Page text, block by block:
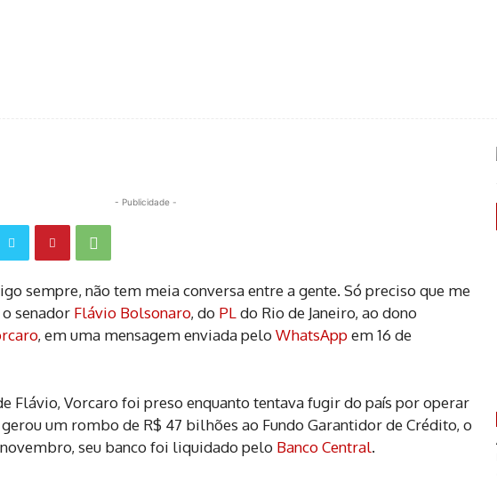
- Publicidade -
sempre, não tem meia conversa entre a gente. Só preciso que me
senador Flávio Bolsonaro, do PLdo Rio de Janeiro, ao dono
, em uma mensagem enviada peloWhatsAppem 16 de
Flávio, Vorcaro foi preso enquanto tentava fugir do país por operar
um rombo de R$ 47 bilhões ao Fundo Garantidor de Crédito, o
novembro, seu banco foi liquidado pelo Banco Central.